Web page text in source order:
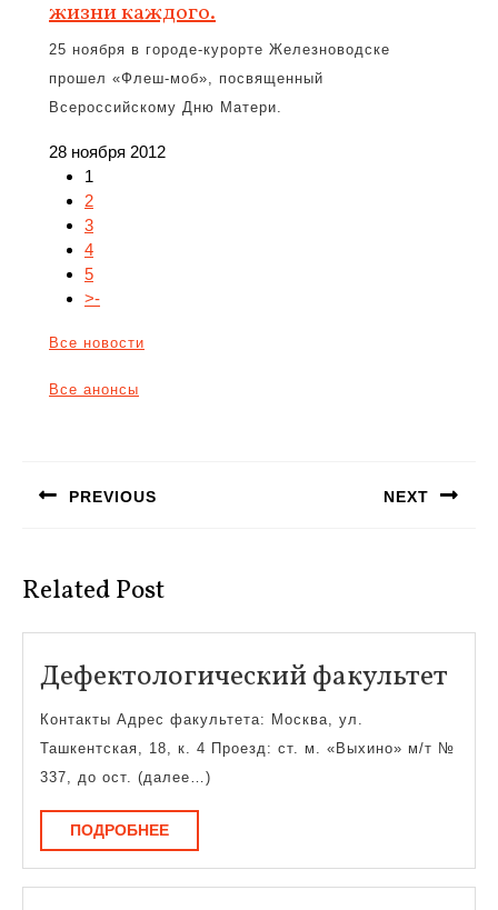
жизни каждого.
25 ноября в городе-курорте Железноводске
прошел «Флеш-моб», посвященный
Всероссийскому Дню Матери.
28 ноября 2012
1
2
3
4
5
>-
Все новости
Все анонсы
записям
PREVIOUS NEXT
Related Post
Дефектологический факультет
Контакты Адрес факультета: Москва, ул.
Ташкентская, 18, к. 4 Проезд: ст. м. «Выхино» м/т №
337, до ост. (далее…)
ПОДРОБНЕЕПОДРОБНЕЕ